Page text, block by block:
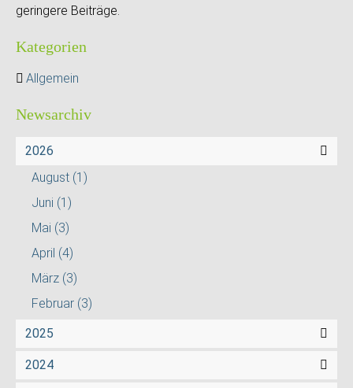
geringere Beiträge.
Kategorien
Allgemein
Newsarchiv
2026
August (1)
Juni (1)
Mai (3)
April (4)
März (3)
Februar (3)
2025
2024